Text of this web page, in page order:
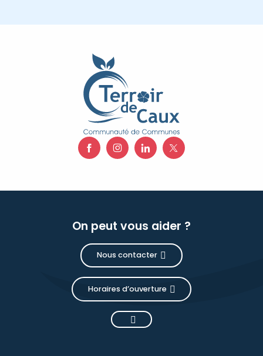
On peut vous aider ?
Nous contacter
Horaires d’ouverture